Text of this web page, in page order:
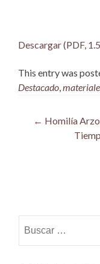
Descargar (PDF,
This entry was
Destacado
Post
← Homilía